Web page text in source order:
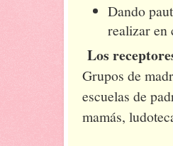
Dando
realizar en
Los
Grupos de
escuelas de
mamás,